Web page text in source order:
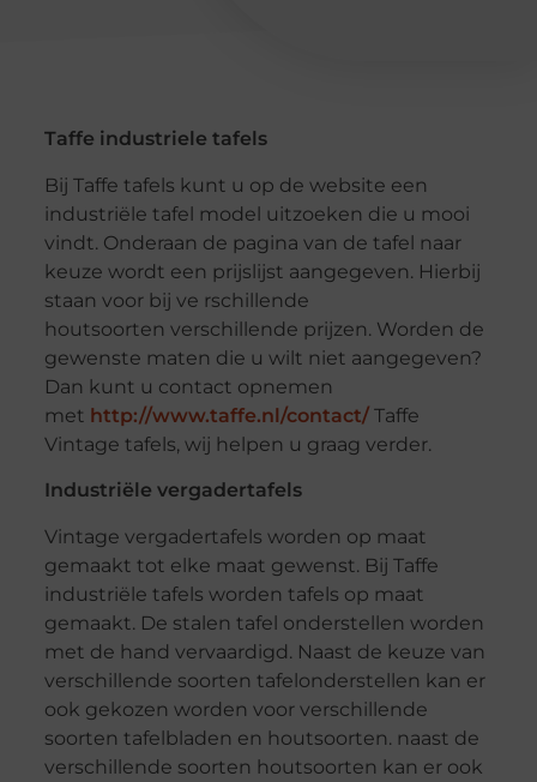
Taffe industriele tafels
Bij Taffe tafels kunt u op de website een
industriële tafel model uitzoeken die u mooi
vindt. Onderaan de pagina van de tafel naar
keuze wordt een prijslijst aangegeven. Hierbij
staan voor bij ve rschillende
houtsoorten verschillende prijzen. Worden de
gewenste maten die u wilt niet aangegeven?
Dan kunt u contact opnemen
met http://www.taffe.nl/contact/Taffe
Vintage tafels, wij helpen u graag verder.
Industriële vergadertafels
Vintage vergadertafels worden op maat
gemaakt tot elke maat gewenst. Bij Taffe
industriële tafels worden tafels op maat
gemaakt. De stalen tafel onderstellen worden
met de hand vervaardigd. Naast de keuze van
verschillende soorten tafelonderstellen kan er
ook gekozen worden voor verschillende
soorten tafelbladen en houtsoorten. naast de
verschillende soorten houtsoorten kan er ook